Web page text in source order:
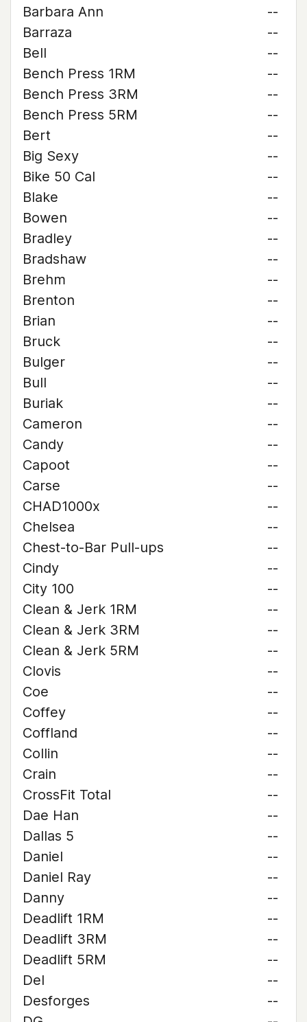
Barbara Ann
--
Barraza
--
Bell
--
Bench Press 1RM
--
Bench Press 3RM
--
Bench Press 5RM
--
Bert
--
Big Sexy
--
Bike 50 Cal
--
Blake
--
Bowen
--
Bradley
--
Bradshaw
--
Brehm
--
Brenton
--
Brian
--
Bruck
--
Bulger
--
Bull
--
Buriak
--
Cameron
--
Candy
--
Capoot
--
Carse
--
CHAD1000x
--
Chelsea
--
Chest-to-Bar Pull-ups
--
Cindy
--
City 100
--
Clean & Jerk 1RM
--
Clean & Jerk 3RM
--
Clean & Jerk 5RM
--
Clovis
--
Coe
--
Coffey
--
Coffland
--
Collin
--
Crain
--
CrossFit Total
--
Dae Han
--
Dallas 5
--
Daniel
--
Daniel Ray
--
Danny
--
Deadlift 1RM
--
Deadlift 3RM
--
Deadlift 5RM
--
Del
--
Desforges
--